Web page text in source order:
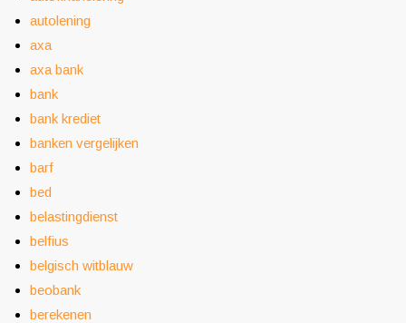
autolening
axa
axa bank
bank
bank krediet
banken vergelijken
barf
bed
belastingdienst
belfius
belgisch witblauw
beobank
berekenen